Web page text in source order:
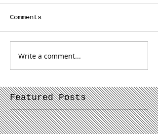
Comments
Write a comment...
Featured Posts